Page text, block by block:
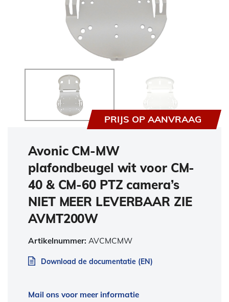
PRIJS OP AANVRAAG
Avonic CM-MW
plafondbeugel wit voor CM-
40 & CM-60 PTZ camera’s
NIET MEER LEVERBAAR ZIE
AVMT200W
Artikelnummer: AVCMCMW
Download de documentatie (EN)
Mail ons voor meer informatie